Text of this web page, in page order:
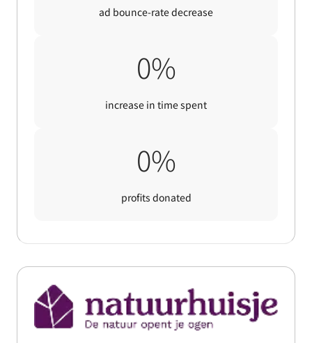
ad bounce-rate decrease
0%13%
increase in time spent
0%5%
profits donated